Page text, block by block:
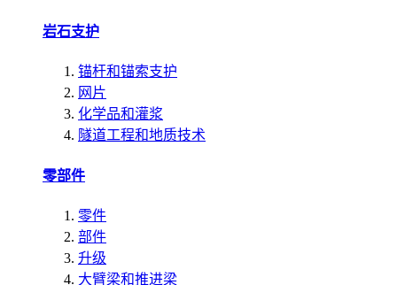
岩石支护
锚杆和锚索支护
网片
化学品和灌浆
隧道工程和地质技术
零部件
零件
部件
升级
大臂梁和推进梁